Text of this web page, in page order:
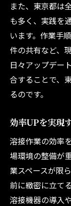
また、東京都は
も多く、実践を
います。作業手
件の共有など、
日々アップデー
合することで、
るのです。
効率UPを実現
溶接作業の効率
場環境の整備が
業スペースが限
前に緻密に立て
溶接機器の導入